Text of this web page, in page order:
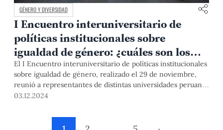
GÉNERO Y DIVERSIDAD
I Encuentro interuniversitario de
políticas institucionales sobre
igualdad de género: ¿cuáles son los
avances y desafíos en las
universidades peruanas?
El I Encuentro interuniversitario de políticas institucionales
sobre igualdad de género, realizado el 29 de noviembre,
reunió a representantes de distintas universidades peruanas
para discutir los avances, desafíos y buenas prácticas en la
prevención de violencia en el ámbito académico.
03.12.2024